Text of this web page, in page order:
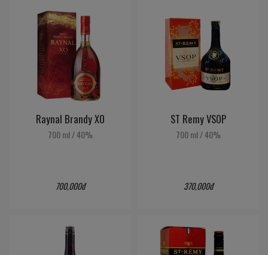
Raynal Brandy XO
700 ml /40%
700,000đ
ST Remy VSOP
700 ml /40%
370,000đ